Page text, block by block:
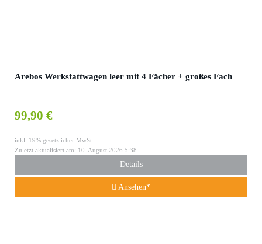
Arebos Werkstattwagen leer mit 4 Fächer + großes Fach
99,90 €
inkl. 19% gesetzlicher MwSt.
Zuletzt aktualisiert am: 10. August 2026 5:38
Details
Ansehen*